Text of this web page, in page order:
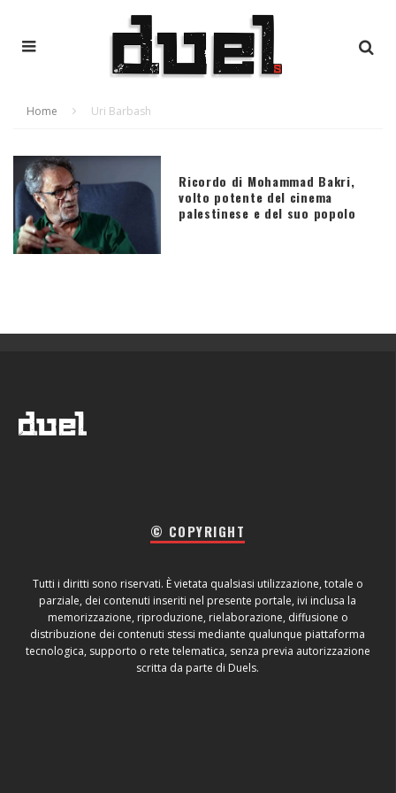
Home Uri Barbash
Ricordo di Mohammad Bakri,
volto potente del cinema
palestinese e del suo popolo
© COPYRIGHT
Tutti i diritti sono riservati. È vietata qualsiasi utilizzazione, totale o
parziale, dei contenuti inseriti nel presente portale, ivi inclusa la
memorizzazione, riproduzione, rielaborazione, diffusione o
distribuzione dei contenuti stessi mediante qualunque piattaforma
tecnologica, supporto o rete telematica, senza previa autorizzazione
scritta da parte di Duels.